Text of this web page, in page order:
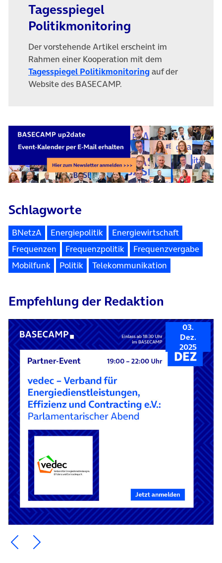
Tagesspiegel
Politikmonitoring
Der vorstehende Artikel erscheint im
Rahmen einer Kooperation mit dem
Tagesspiegel Politikmonitoring(öffnet in neuem
auf der
Website des BASECAMP.
Schlagworte
BNetzA Energiepolitik
Energiewirtschaft
Frequenzen
Frequenzpolitik
Frequenzvergabe
Mobilfunk
Politik Telekommunikation
Empfehlung der Redaktion
03.
Dez.
2025
Ein Element zurück blättern
Ein Element weiter blättern